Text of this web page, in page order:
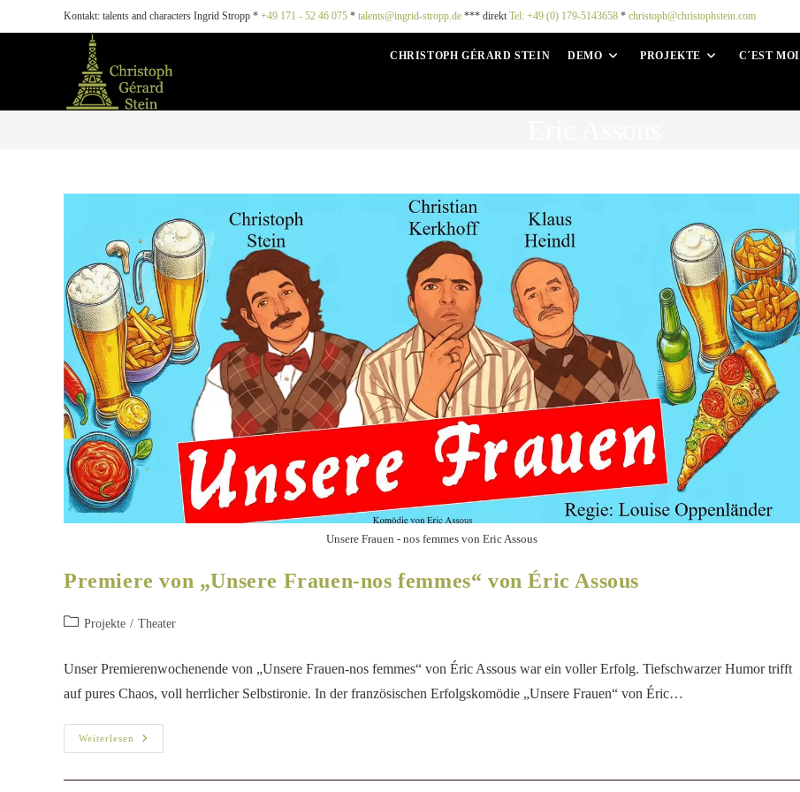
Kontakt: talents and characters Ingrid Stropp * +49 171 - 52 46 075 * talents@ingrid-stropp.de *** direkt Tel: +49 (0) 179-5143658 * christoph@christophstein.com
CHRISTOPH GÉRARD STEIN DEMO PROJEKTE C´EST MOI
Unsere Frauen - nos femmes von Eric Assous
Premiere von „Unsere Frauen-nos femmes“ von Éric Assous
Projekte / Theater
Unser Premierenwochenende von „Unsere Frauen-nos femmes“ von Éric Assous war ein voller Erfolg. Tiefschwarzer Humor trifft
auf pures Chaos, voll herrlicher Selbstironie. In der französischen Erfolgskomödie „Unsere Frauen“ von Éric…
Weiterlesen